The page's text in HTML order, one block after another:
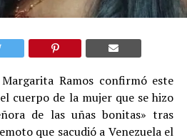
Ramos confirmó este
cuerpo de la mujer que se hizo
de las uñas bonitas» tras
que sacudió a Venezuela el